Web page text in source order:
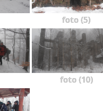
foto (5)
foto (10)